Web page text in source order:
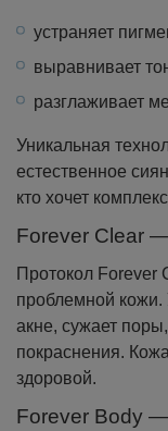
устраняет
выравнивает
разглаживает
Уникальная
естественное
кто хочет
Forever Clear
Протокол Forever
проблемной
акне, сужает
покраснения.
здоровой.
Forever Body